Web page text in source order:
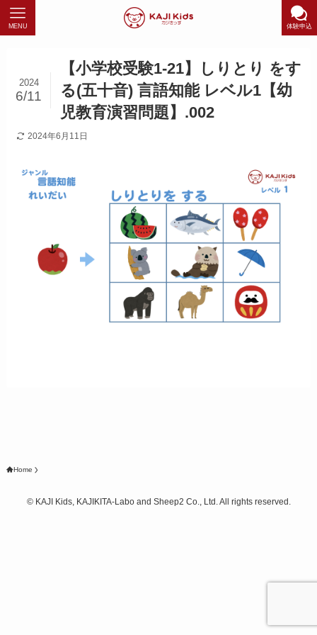
体験申込
MENU
【小学校受験1-21】しりとり をす
る(五十音) 言語知能 レベル1【幼
児教育演習問題】.002
2024
6/11
2024年6月11日
Home
©KAJI Kids, KAJIKITA-Labo and Sheep2 Co., Ltd. All rights reserved.